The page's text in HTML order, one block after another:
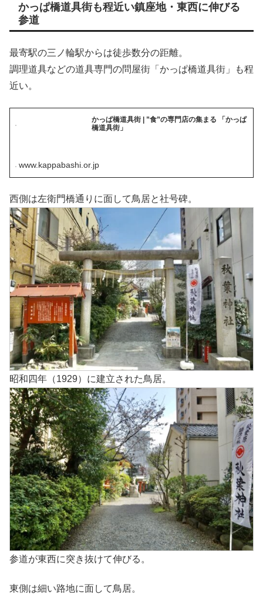
かっぱ橋道具街も程近い鎮座地・東西に伸びる
参道
最寄駅の三ノ輪駅からは徒歩数分の距離。
調理道具などの道具専門の問屋街「かっぱ橋道具街」も程
近い。
かっぱ橋道具街 | ”食”の専門店の集まる 「かっぱ
橋道具街」
www.kappabashi.or.jp
西側は左衛門橋通りに面して鳥居と社号碑。
昭和四年（1929）に建立された鳥居。
参道が東西に突き抜けて伸びる。
東側は細い路地に面して鳥居。